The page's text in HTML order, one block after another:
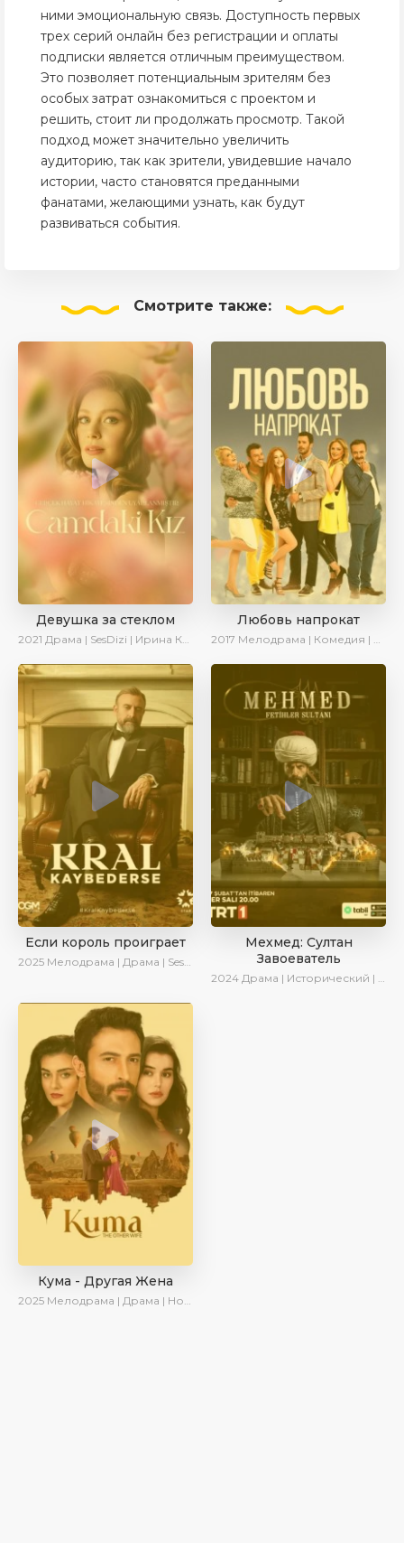
ними эмоциональную связь. Доступность первых
трех серий онлайн без регистрации и оплаты
подписки является отличным преимуществом.
Это позволяет потенциальным зрителям без
особых затрат ознакомиться с проектом и
решить, стоит ли продолжать просмотр. Такой
подход может значительно увеличить
аудиторию, так как зрители, увидевшие начало
истории, часто становятся преданными
фанатами, желающими узнать, как будут
развиваться события.
Смотрите также:
Девушка за стеклом
2021 Драма | SesDizi | Ирина Котова
Любовь напрокат
2017 Мелодрама | Комедия | Ирина Котова
Если король проиграет
2025 Мелодрама | Драма | SesDizi | Ирина Котова | AlisaDirilis | Turok1990 | Новинки | Сериалы 2025
Мехмед: Султан
Завоеватель
2024 Драма | Исторический | AlisaDirilis | Сериалы 2024
Кума - Другая Жена
2025 Мелодрама | Драма | Новинки | Сериалы 2025